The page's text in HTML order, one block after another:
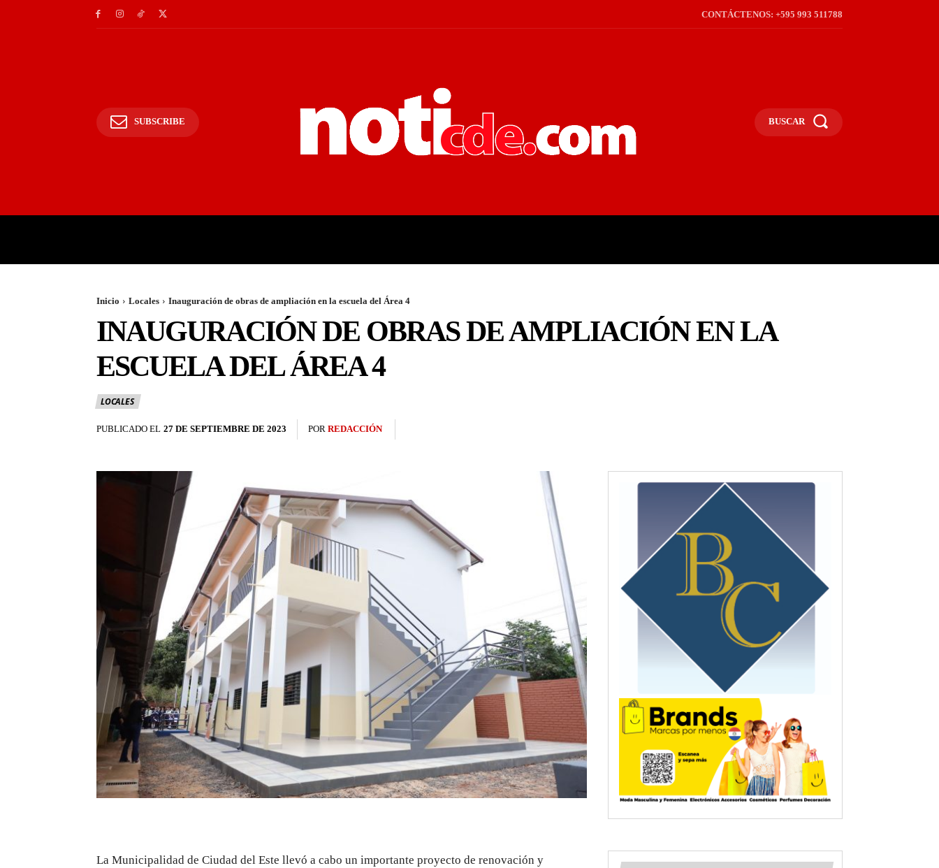
CONTÁCTENOS: +595 993 511788
SUBSCRIBE BUSCAR
Inicio Locales Inauguración de obras de ampliación en la escuela del Área 4
INAUGURACIÓN DE OBRAS DE AMPLIACIÓN EN LA
ESCUELA DEL ÁREA 4
LOCALES
PUBLICADO EL 27 DE SEPTIEMBRE DE 2023 POR REDACCIÓN
La Municipalidad de Ciudad del Este llevó a cabo un importante proyecto de renovación y